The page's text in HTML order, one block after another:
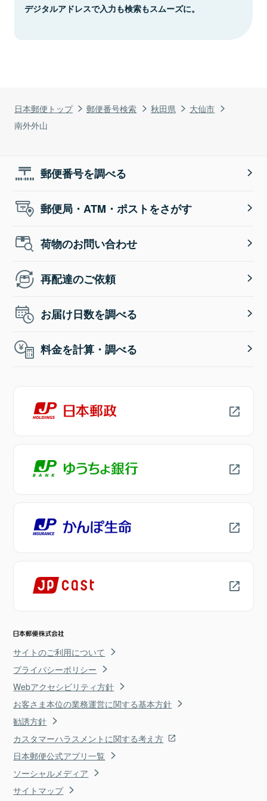
日本郵便トップ 郵便番号検索 秋田県
大仙市
南外外山
デジタルアドレスで入力も検索もスムーズに。
郵便番号を調べる
郵便局・ATM・ポストをさがす
荷物のお問い合わせ
再配達のご依頼
お届け日数を調べる
料金を計算・調べる
サイトのご利用について
プライバシーポリシー
Webアクセシビリティ方針
お客さま本位の業務運営に関する基本方針
勧誘方針
カスタマーハラスメントに関する考え方
日本郵便公式アプリ一覧
ソーシャルメディア
サイトマップ